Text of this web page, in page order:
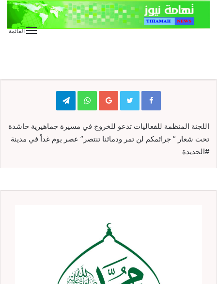
القائمة
Google+
WhatsApp
Telegram
اللجنة المنظمة للفعاليات تدعو للخروج في مسيرة جماهيرية حاشدة
تحت شعار ” جرائمكم لن تمر ودمائنا تنتصر” عصر يوم غداً في مدينة
#الحديدة